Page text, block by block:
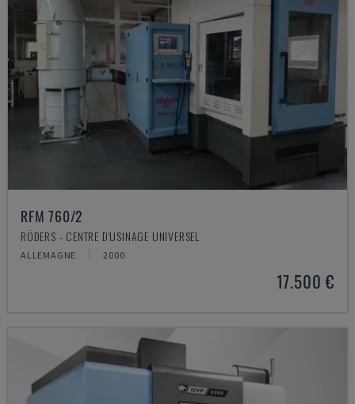
RFM 760/2
RÖDERS - CENTRE D'USINAGE UNIVERSEL
ALLEMAGNE 2000
17.500 €